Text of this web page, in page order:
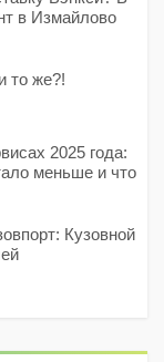
в Измайлово
то же?!
2025 года:
меньше и что
Кузовной